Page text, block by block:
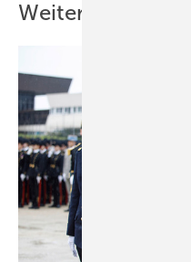
Weitere Inhalte